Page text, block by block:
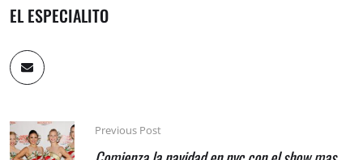
EL ESPECIALITO
Previous Post